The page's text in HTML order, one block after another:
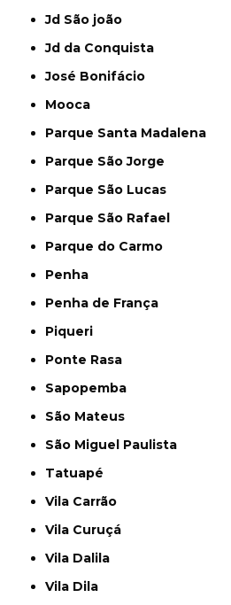
Jd São joão
Jd da Conquista
José Bonifácio
Mooca
Parque Santa Madalena
Parque São Jorge
Parque São Lucas
Parque São Rafael
Parque do Carmo
Penha
Penha de França
Piqueri
Ponte Rasa
Sapopemba
São Mateus
São Miguel Paulista
Tatuapé
Vila Carrão
Vila Curuçá
Vila Dalila
Vila Dila